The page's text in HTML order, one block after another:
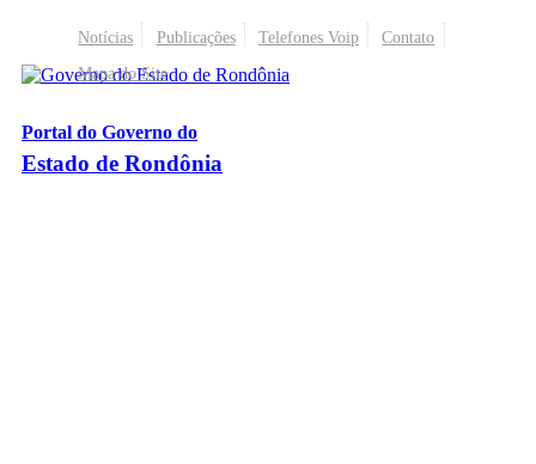
Notícias Publicações Telefones Voip
Contato
Mapa do Site
Portal do Governo do
Estado de Rondônia